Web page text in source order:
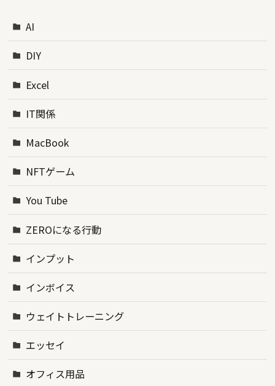
AI
DIY
Excel
IT関係
MacBook
NFTゲーム
You Tube
ZEROになる行動
インプット
インボイス
ウェイトトレーニング
エッセイ
オフィス用品